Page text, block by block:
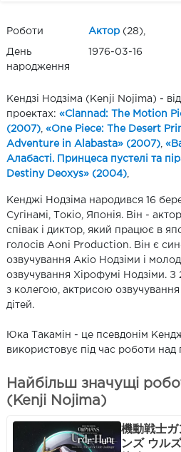
Роботи Актор (28),
День
народження
1976-03-16
Кендзі Нодзіма (Kenji Nojima) -
проектах: «Clannad: The Motion
(2007) «One Piece: The Desert
Adventure in Alabasta» (2007)
Алабасті. Принцеса пустелі та
Destiny Deoxys» (2004)
Кенджі Нодзіма народився 16
Сугінамі, Токіо, Японія. Він -
співак і диктор, який працює в
голосів Aoni Production. Він є
озвучування Акіо Нодзіми і
озвучування Хірофумі Нодзіми.
з колегою, актрисою озвучування
дітей.
Юка Такамін - це псевдонім
використовує під час роботи
Найбільш значущі
(Kenji Nojima)
機動戦士ガ
ンズ ウル